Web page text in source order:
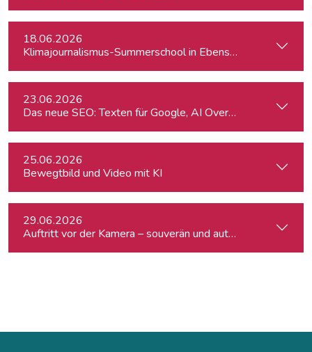
18.06.2026
Klimajournalismus-Summerschool in Ebensee
23.06.2026
Das neue SEO: Texten für Google, AI Overviews, ChatGPT
25.06.2026
Bewegtbild und Video mit KI
29.06.2026
Auftritt vor der Kamera – souverän und authentisch